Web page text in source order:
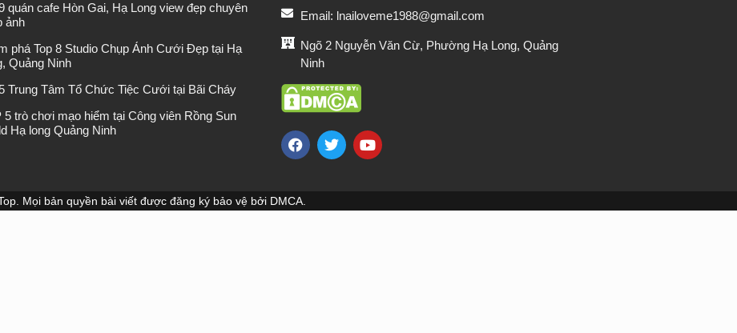
quán cafe Hòn Gai, Hạ Long view đẹp chuyên
ảnh
phá Top 8 Studio Chụp Ảnh Cưới Đẹp tại Hạ
Quảng Ninh
Trung Tâm Tổ Chức Tiệc Cưới tại Bãi Cháy
5 trò chơi mạo hiểm tại Công viên Rồng Sun
Hạ long Quảng Ninh
Email: lnailoveme1988@gmail.com
Ngõ 2 Nguyễn Văn Cừ, Phường Hạ Long, Quảng
Ninh
Mọi bản quyền bài viết được đăng ký bảo vệ bởi DMCA.